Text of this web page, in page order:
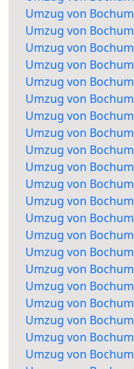
Umzug von
Umzug von
Umzug von
Umzug von
Umzug von
Umzug von
Umzug von
Umzug von
Umzug von
Umzug von
Umzug von
Umzug von
Umzug von
Umzug von
Umzug von
Umzug von
Umzug von
Umzug von
Umzug von
Umzug von
Umzug von